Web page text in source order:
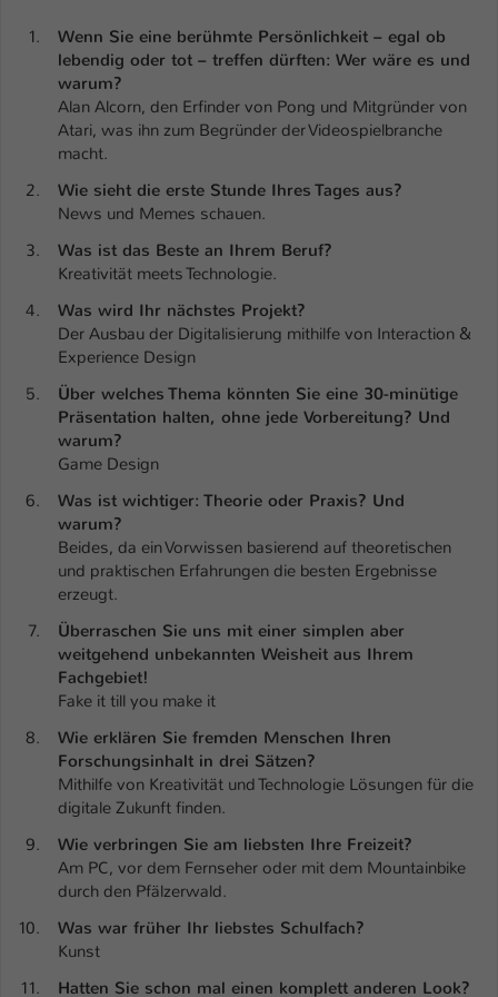
Wenn Sie eine berühmte Persönlichkeit – egal ob
lebendig oder tot – treffen dürften: Wer wäre es und
warum?
Alan Alcorn, den Erfinder von Pong und Mitgründer von
Atari, was ihn zum Begründer der Videospielbranche
macht.
Wie sieht die erste Stunde Ihres Tages aus?
News und Memes schauen.
Was ist das Beste an Ihrem Beruf?
Kreativität meets Technologie.
Was wird Ihr nächstes Projekt?
Der Ausbau der Digitalisierung mithilfe von Interaction &
Experience Design
Über welches Thema könnten Sie eine 30-minütige
Präsentation halten, ohne jede Vorbereitung? Und
warum?
Game Design
Was ist wichtiger: Theorie oder Praxis? Und
warum?
Beides, da ein Vorwissen basierend auf theoretischen
und praktischen Erfahrungen die besten Ergebnisse
erzeugt.
Überraschen Sie uns mit einer simplen aber
weitgehend unbekannten Weisheit aus Ihrem
Fachgebiet!
Fake it till you make it
Wie erklären Sie fremden Menschen Ihren
Forschungsinhalt in drei Sätzen?
Mithilfe von Kreativität und Technologie Lösungen für die
digitale Zukunft finden.
Wie verbringen Sie am liebsten Ihre Freizeit?
Am PC, vor dem Fernseher oder mit dem Mountainbike
durch den Pfälzerwald.
Was war früher Ihr liebstes Schulfach?
Kunst
Hatten Sie schon mal einen komplett anderen Look?
Zweck
generierte ID, für die historische
Speicherung Ihrer vorgenommen
Betreiber dies eingestellt hat.
Anbieter TYPO3
Laufzeit 1 Woche
Zweck
Dieses Cookie ist ein Standard-Session-
Cookie von TYPO3. Es speichert im Fall
eines Intranet-Logins die Session-ID. So
kann der eingeloggte Benutzer
wiedererkannt werden und es wird ihm
gewährt.
Name be_typo_user
Anbieter
Laufzeit 1 Tag
ein Besucher im Typo3-Backend
angemeldet ist und Rechte besitzt diese
zu verwalten.